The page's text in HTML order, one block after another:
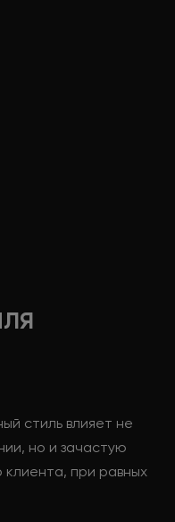
стиль влияет не
но и зачастую
клиента, при равных